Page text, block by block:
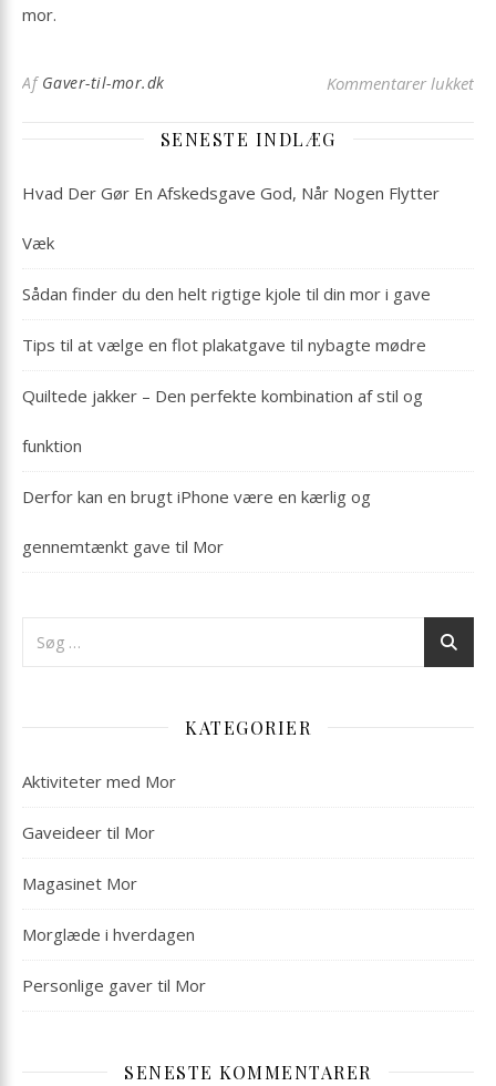
mor.
Af Gaver-til-mor.dk Kommentarer lukkettil
SENESTE INDLÆG
Hvad Der Gør En Afskedsgave God, Når Nogen Flytter
Væk
Sådan finder du den helt rigtige kjole til din mor i gave
Tips til at vælge en flot plakatgave til nybagte mødre
Quiltede jakker – Den perfekte kombination af stil og
funktion
Derfor kan en brugt iPhone være en kærlig og
gennemtænkt gave til Mor
KATEGORIER
Aktiviteter med Mor
Gaveideer til Mor
Magasinet Mor
Morglæde i hverdagen
Personlige gaver til Mor
SENESTE KOMMENTARER